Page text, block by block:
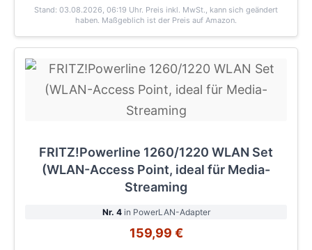
Stand: 03.08.2026, 06:19 Uhr. Preis inkl. MwSt., kann sich geändert
haben. Maßgeblich ist der Preis auf Amazon.
FRITZ!Powerline 1260/1220 WLAN Set
(WLAN-Access Point, ideal für Media-
Streaming
Nr. 4in PowerLAN-Adapter
159,99 €